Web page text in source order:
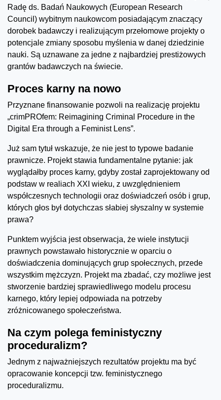
Radę ds. Badań Naukowych (European Research
Council) wybitnym naukowcom posiadającym znaczący
dorobek badawczy i realizującym przełomowe projekty o
potencjale zmiany sposobu myślenia w danej dziedzinie
nauki. Są uznawane za jedne z najbardziej prestiżowych
grantów badawczych na świecie.
Proces karny na nowo
Przyznane finansowanie pozwoli na realizację projektu
„crimPROfem: Reimagining Criminal Procedure in the
Digital Era through a Feminist Lens”.
Już sam tytuł wskazuje, że nie jest to typowe badanie
prawnicze. Projekt stawia fundamentalne pytanie: jak
wyglądałby proces karny, gdyby został zaprojektowany od
podstaw w realiach XXI wieku, z uwzględnieniem
współczesnych technologii oraz doświadczeń osób i grup,
których głos był dotychczas słabiej słyszalny w systemie
prawa?
Punktem wyjścia jest obserwacja, że wiele instytucji
prawnych powstawało historycznie w oparciu o
doświadczenia dominujących grup społecznych, przede
wszystkim mężczyzn. Projekt ma zbadać, czy możliwe jest
stworzenie bardziej sprawiedliwego modelu procesu
karnego, który lepiej odpowiada na potrzeby
zróżnicowanego społeczeństwa.
Na czym polega feministyczny
proceduralizm?
Jednym z najważniejszych rezultatów projektu ma być
opracowanie koncepcji tzw. feministycznego
proceduralizmu.